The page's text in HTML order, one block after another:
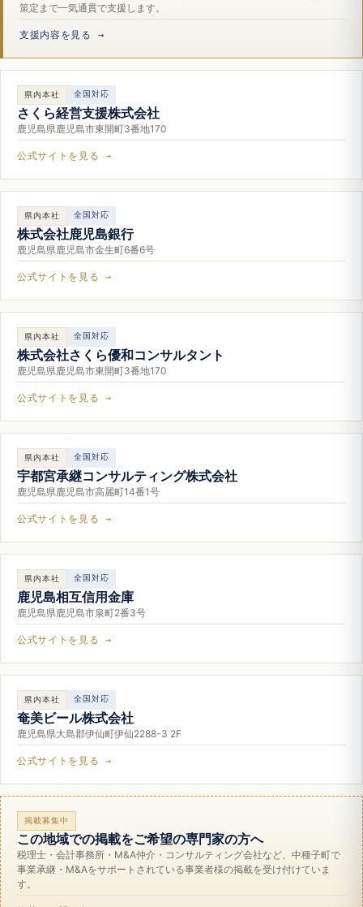
策定まで一気通貫で支援します。
支援内容を見る →
県内本社 全国対応
さくら経営支援株式会社
鹿児島県鹿児島市東開町3番地170
公式サイトを見る →
県内本社 全国対応
株式会社鹿児島銀行
鹿児島県鹿児島市金生町6番6号
公式サイトを見る →
県内本社 全国対応
株式会社さくら優和コンサルタント
鹿児島県鹿児島市東開町3番地170
公式サイトを見る →
県内本社 全国対応
宇都宮承継コンサルティング株式会社
鹿児島県鹿児島市高麗町14番1号
公式サイトを見る →
県内本社 全国対応
鹿児島相互信用金庫
鹿児島県鹿児島市泉町2番3号
公式サイトを見る →
県内本社 全国対応
奄美ビール株式会社
鹿児島県大島郡伊仙町伊仙2288-3 2F
公式サイトを見る →
掲載募集中
この地域での掲載をご希望の専門家の方へ
税理士・会計事務所・M&A仲介・コンサルティング会社など、中種子町で
事業承継・M&Aをサポートされている事業者様の掲載を受け付けていま
す。